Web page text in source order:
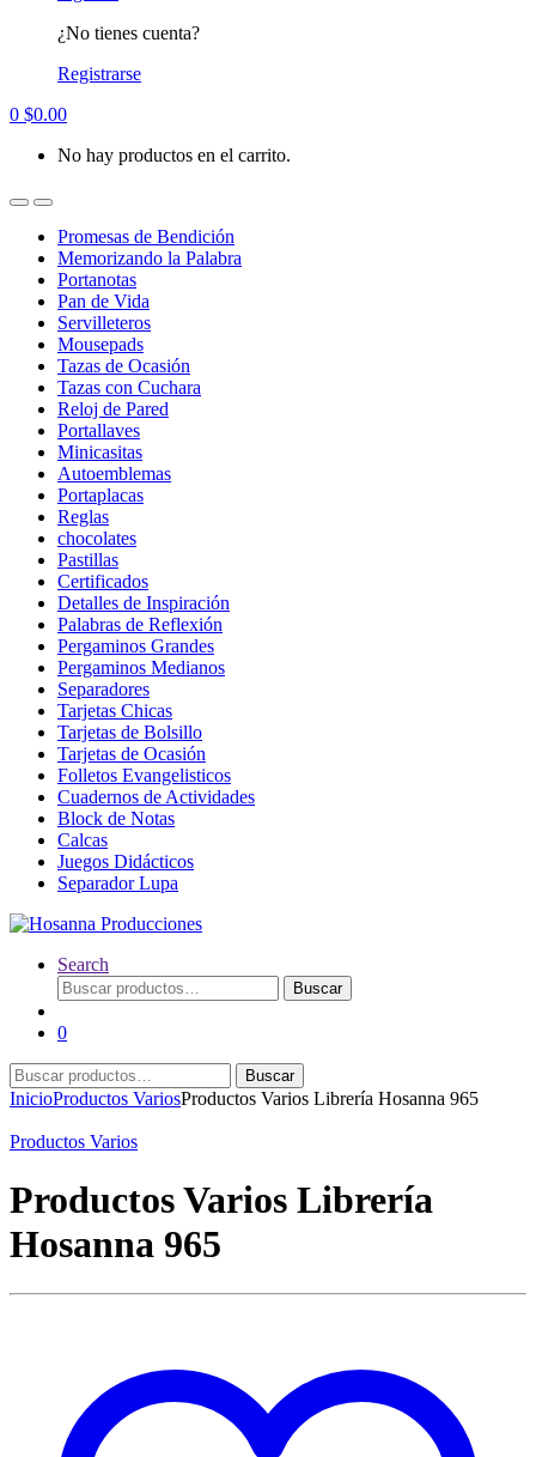
¿No tienes cuenta?
Registrarse
0 $0.00
No hay productos en el carrito.
Promesas de Bendición
Memorizando la Palabra
Portanotas
Pan de Vida
Servilleteros
Mousepads
Tazas de Ocasión
Tazas con Cuchara
Reloj de Pared
Portallaves
Minicasitas
Autoemblemas
Portaplacas
Reglas
chocolates
Pastillas
Certificados
Detalles de Inspiración
Palabras de Reflexión
Pergaminos Grandes
Pergaminos Medianos
Separadores
Tarjetas Chicas
Tarjetas de Bolsillo
Tarjetas de Ocasión
Folletos Evangelisticos
Cuadernos de Actividades
Block de Notas
Calcas
Juegos Didácticos
Separador Lupa
Search
Buscar
por:
Buscar
0
Buscar
por:
Buscar
InicioProductos VariosProductos Varios Librería Hosanna 965
Productos Varios
Productos Varios Librería
Hosanna 965